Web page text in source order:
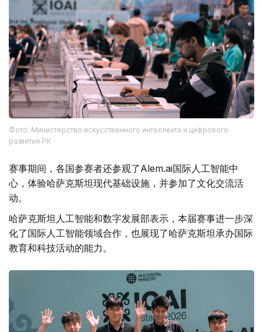
Фото: Министерство искусственного интеллекта и цифрового
развития РК
赛事期间，各国参赛者还参观了Alem.ai国际人工智能中
心，体验哈萨克斯坦现代基础设施，并参加了文化交流活
动。
哈萨克斯坦人工智能和数字发展部表示，本届赛事进一步深
化了国际人工智能领域合作，也展现了哈萨克斯坦承办国际
教育和科技活动的能力。